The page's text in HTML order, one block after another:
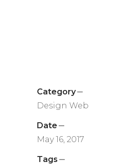
Category
Design Web
Date
May 16, 2017
Tags